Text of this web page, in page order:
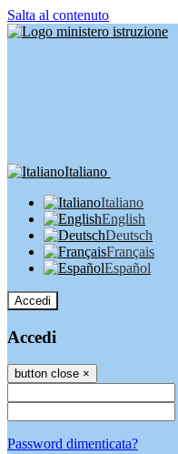
Salta al contenuto
Italiano
Italiano
English
Deutsch
Français
Español
Accedi
Accedi
button close ×
Password dimenticata?